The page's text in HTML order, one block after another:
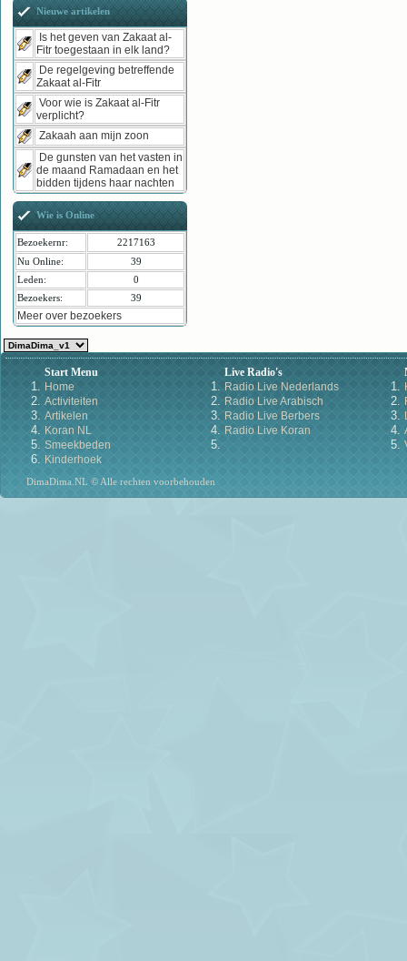
Nieuwe artikelen
Is het geven van Zakaat al-
Fitr toegestaan in elk land?
De regelgeving betreffende
Zakaat al-Fitr
Voor wie is Zakaat al-Fitr
verplicht?
Zakaah aan mijn zoon
De gunsten van het vasten in
de maand Ramadaan en het
bidden tijdens haar nachten
Wie is Online
Bezoekernr:
2217163
Nu Online:
39
Leden:
0
Bezoekers:
39
Meer over bezoekers
Start Menu
Home
Activiteiten
Artikelen
Koran NL
Smeekbeden
Kinderhoek
Live Radio's
Radio Live Nederlands
Radio Live Arabisch
Radio Live Berbers
Radio Live Koran
DimaDima.NL © Alle rechten voorbehouden